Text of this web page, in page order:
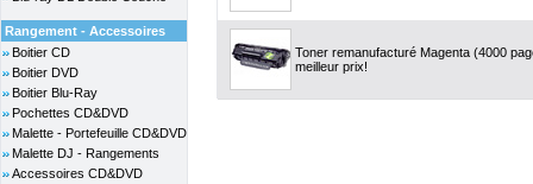
Rangement - Accessoires
Boitier CD
Boitier DVD
Boitier Blu-Ray
Pochettes CD&DVD
Malette - Portefeuille CD&DVD
Malette DJ - Rangements
Accessoires CD&DVD
Toner remanufacturé Magenta (4000
meilleur prix!